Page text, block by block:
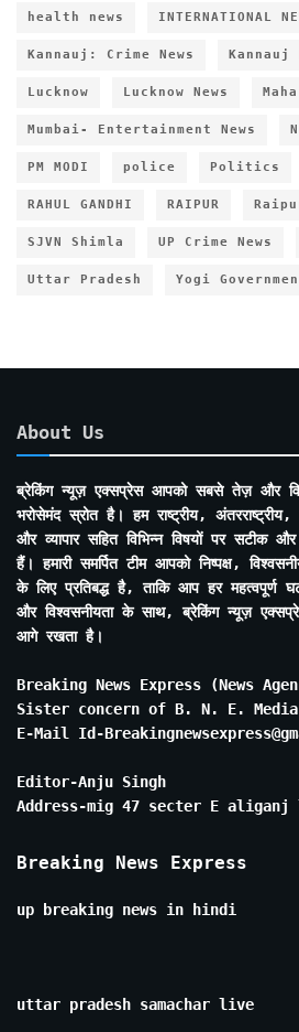
health news INTERNATIONAL
Kannauj: Crime News Kannauj
Lucknow Lucknow News
Mumbai- Entertainment News
PM MODI police Politics
RAHUL GANDHI RAIPUR
SJVN Shimla UP Crime News
Uttar Pradesh Yogi
About Us
ब्रेकिंग न्यूज़ एक्सप्रेस आपको सबसे तेज़ और
भरोसेमंद स्रोत है। हम राष्ट्रीय,
और व्यापार सहित विभिन्न विषयों पर सटीक
हैं। हमारी समर्पित टीम आपको निष्पक्ष,
के लिए प्रतिबद्ध है, ताकि आप हर महत्वपूर्ण
और विश्वसनीयता के साथ, ब्रेकिंग न्यूज़
आगे रखता है।
Breaking News Express (News
Sister concern of B. N. E.
E-Mail Id-
Editor-Anju Singh
Address-mig 47 secter E aliganj
Breaking News Express
up breaking news in hindi
uttar pradesh samachar live